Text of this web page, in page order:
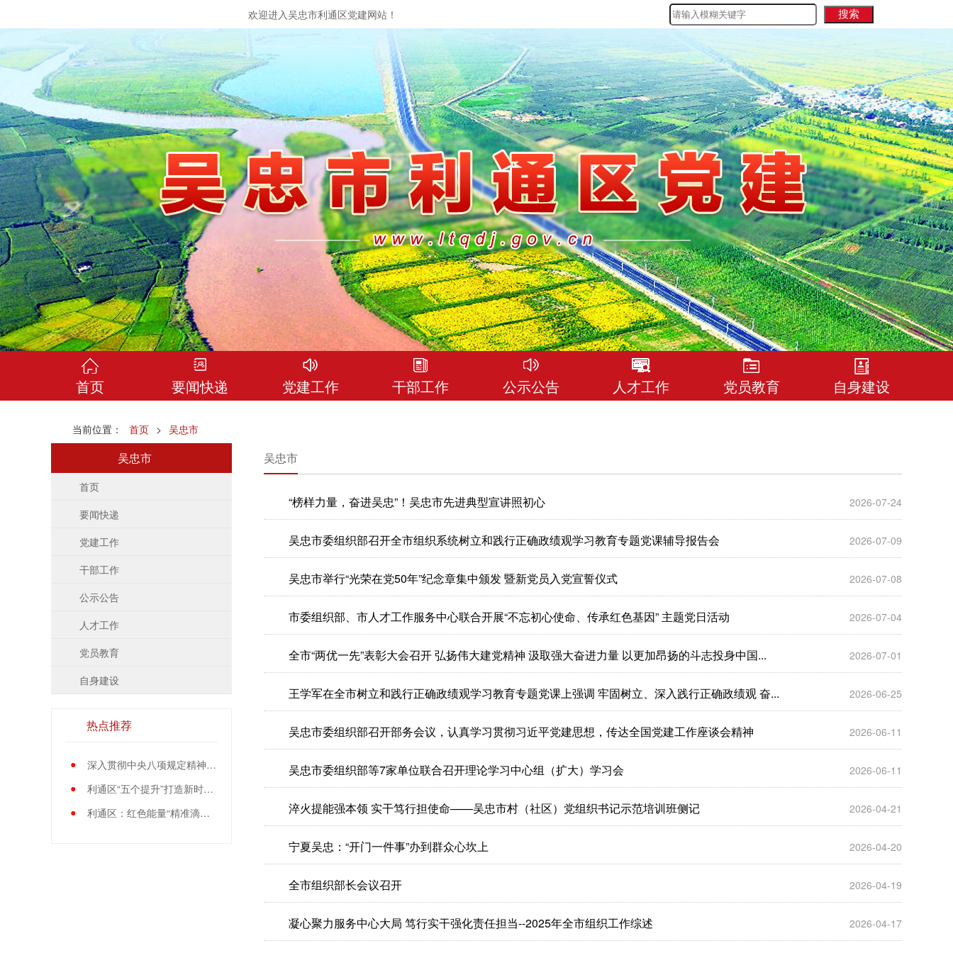
欢迎进入吴忠市利通区党建网站！
首页 要闻快递 党建工作 干部工作 公示公告 人才工作 党员教育 自身建设
当前位置： 首页 > 吴忠市
吴忠市
首页
要闻快递
党建工作
干部工作
公示公告
人才工作
党员教育
自身建设
热点推荐
●
深入贯彻中央八项规定精神学习教育中央指导组暨中央层面工作专班总结会议召开
●
利通区“五个提升”打造新时代党员先锋队伍
●
利通区：红色能量“精准滴灌”基层党员
吴忠市
“榜样力量，奋进吴忠”！吴忠市先进典型宣讲照初心 2026-07-24
吴忠市委组织部召开全市组织系统树立和践行正确政绩观学习教育专题党课辅导报告会 2026-07-09
吴忠市举行“光荣在党50年”纪念章集中颁发 暨新党员入党宣誓仪式 2026-07-08
市委组织部、市人才工作服务中心联合开展“不忘初心使命、传承红色基因” 主题党日活动 2026-07-04
全市“两优一先”表彰大会召开 弘扬伟大建党精神 汲取强大奋进力量 以更加昂扬的斗志投身中国... 2026-07-01
王学军在全市树立和践行正确政绩观学习教育专题党课上强调 牢固树立、深入践行正确政绩观 奋... 2026-06-25
吴忠市委组织部召开部务会议，认真学习贯彻习近平党建思想，传达全国党建工作座谈会精神 2026-06-11
吴忠市委组织部等7家单位联合召开理论学习中心组（扩大）学习会 2026-06-11
淬火提能强本领 实干笃行担使命——吴忠市村（社区）党组织书记示范培训班侧记 2026-04-21
宁夏吴忠：“开门一件事”办到群众心坎上 2026-04-20
全市组织部长会议召开 2026-04-19
凝心聚力服务中心大局 笃行实干强化责任担当--2025年全市组织工作综述 2026-04-17